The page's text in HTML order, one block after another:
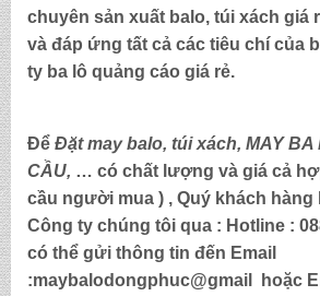
chuyên sản xuất balo, túi xách giá
và đáp ứng tất cả các tiêu chí của
ty ba lô quảng cáo giá rẻ.
Để Đặt may balo, túi xách, MAY BA
CẦU, … có chất lượng và giá cả
cầu người mua ) , Quý khách hàng
Công ty chúng tôi qua : Hotline :
có thể gửi thông tin đến Email
:maybalodongphuc@gmail
hoặc